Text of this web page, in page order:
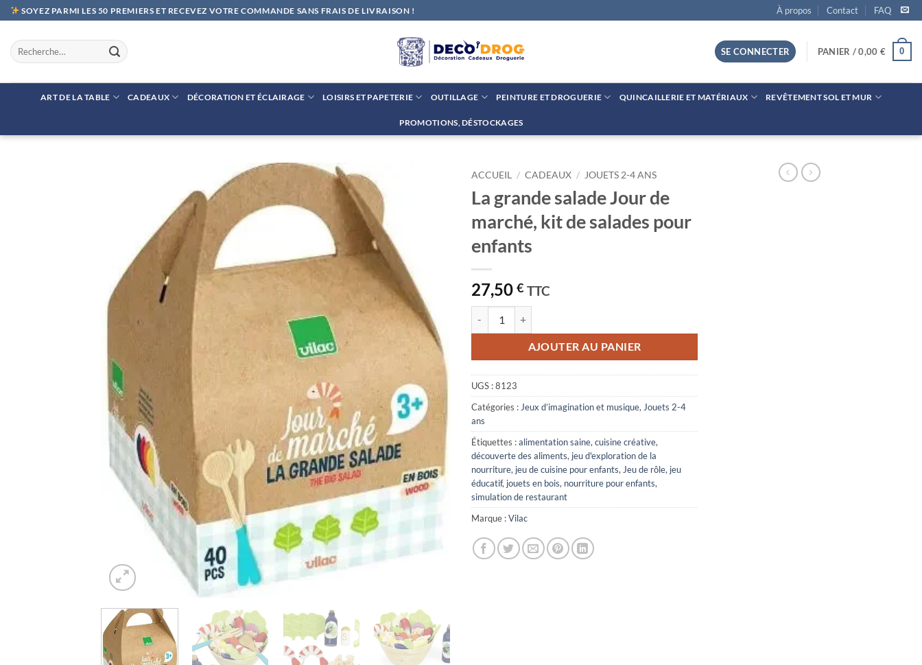
Passer
au
contenu
SOYEZ PARMI LES 50 PREMIERS ET RECEVEZ VOTRE COMMANDE SANS FRAIS DE LIVRAISON ! À propos Contact FAQ
Recherche
pour :
SE CONNECTER PANIER /0,00 € 0
ART DE LA TABLE CADEAUX DÉCORATION ET ÉCLAIRAGE LOISIRS ET PAPETERIE OUTILLAGE PEINTURE ET DROGUERIE QUINCAILLERIE ET MATÉRIAUX REVÊTEMENT SOL ET MUR
PROMOTIONS, DÉSTOCKAGES
ACCUEIL / CADEAUX / JOUETS 2-4 ANS
La grande salade Jour de
marché, kit de salades pour
enfants
27,50 € TTC
AJOUTER AU PANIER
UGS :8123
Catégories : Jeux d’imagination et musique, Jouets 2-4
ans
Étiquettes :alimentation saine, cuisine créative,
découverte des aliments, jeu d'exploration de la
nourriture, jeu de cuisine pour enfants, Jeu de rôle, jeu
éducatif, jouets en bois, nourriture pour enfants,
simulation de restaurant
Marque :Vilac